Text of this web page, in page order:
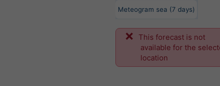
Meteogram sea (7 days)
This forecast is not
available for the
location